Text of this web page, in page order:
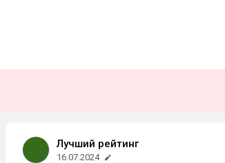
Лучший рейтинг
16.07.2024